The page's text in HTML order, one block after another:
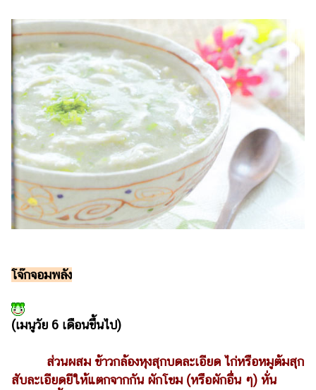
ออนไลน์
เรียน
เลข
ออนไลน์
ติดต่อ
โฆษณา
แจ้ง
ปัญหา
ร่วม
งาน
กับ
โจ๊กจอมพลัง
(เมนูวัย 6 เดือนขึ้นไป)
ส่วนผสม ข้าวกล้องหุงสุกบดละเอียด ไก่หรือหมูต้มสุก
สับละเอียดยีให้แตกจากกัน ผักโขม (หรือผักอื่น ๆ) หั่น